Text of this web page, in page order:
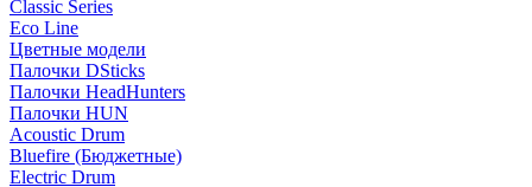
Classic Series
Eco Line
Цветные модели
Палочки DSticks
Палочки HeadHunters
Палочки HUN
Acoustic Drum
Bluefire (Бюджетные)
Electric Drum